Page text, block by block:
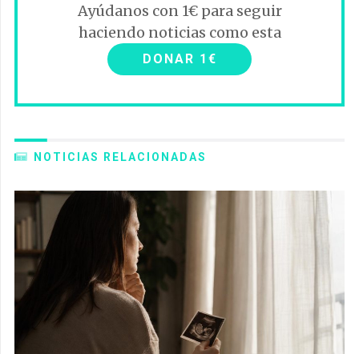
Ayúdanos con 1€ para seguir
haciendo noticias como esta
DONAR 1€
NOTICIAS RELACIONADAS